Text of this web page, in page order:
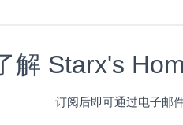
解 Starx's
订阅后即可通过电子邮